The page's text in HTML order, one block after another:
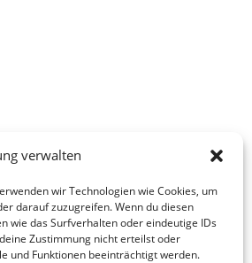
verwalten
wir Technologien wie Cookies, um
darauf zuzugreifen. Wenn du diesen
wie das Surfverhalten oder eindeutige IDs
Zustimmung nicht erteilst oder
und Funktionen beeinträchtigt werden.